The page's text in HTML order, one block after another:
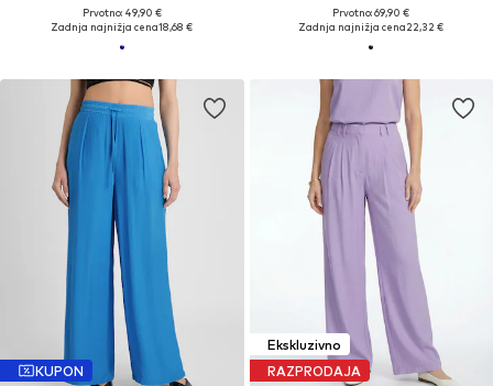
Prvotno: 49,90 €
Zadnja najnižja cena18,68 €
Prvotno: 69,90 €
Zadnja najnižja cena22,32 €
KUPON
Ekskluzivno
RAZPRODAJA